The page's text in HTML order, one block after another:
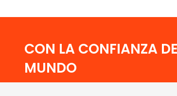
CON LA CONFIANZA
MUNDO